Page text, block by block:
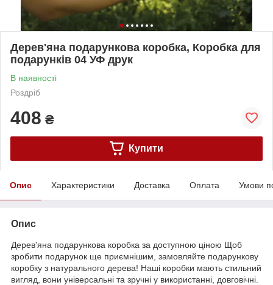
Дерев'яна подарункова коробка, Коробка для
подарунків 04 УФ друк
В наявності
Роздріб
408 ₴
Купити
Опис Характеристики Доставка Оплата Умови
Опис
Дерев'яна подарункова коробка за доступною ціною Щоб
зробити подарунок ще приємнішим, замовляйте подарункову
коробку з натурального дерева! Наші коробки мають стильний
вигляд, вони універсальні та зручні у використанні, довговічні.